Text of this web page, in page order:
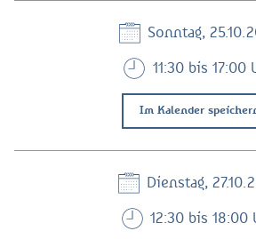
Sonntag,
11:30 bis 17:00
Im Kalender
Dienstag,
12:30 bis 18:00